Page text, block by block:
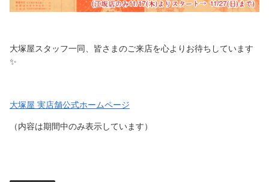
大塚屋スタッフ一同、皆さまのご来店を心よりお待ちしています
✨
大塚屋 実店舗公式ホームページ
（内容は期間中のみ表示しています）